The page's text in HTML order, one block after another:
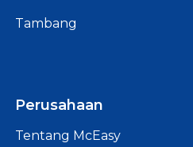
Tambang
Perusahaan
Tentang McEasy